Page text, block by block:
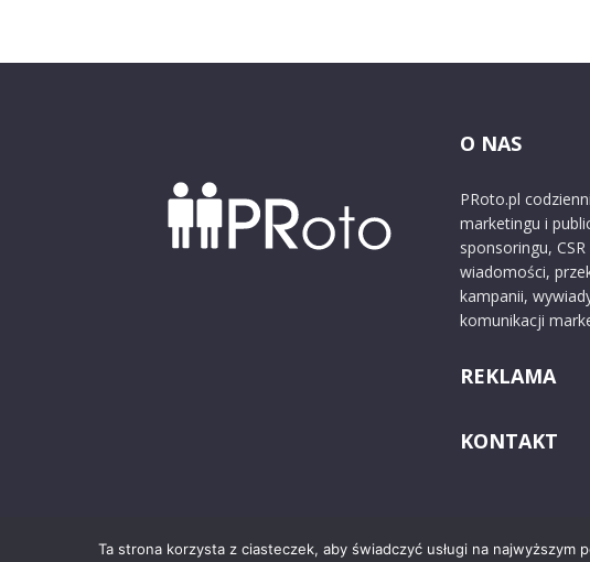
O NAS
PRoto.pl
marketingu i
sponsoringu,
wiadomości,
kampanii,
komunikacji
REKLAMA
KONTAKT
Ta strona korzysta z ciasteczek, aby świadczyć usługi na